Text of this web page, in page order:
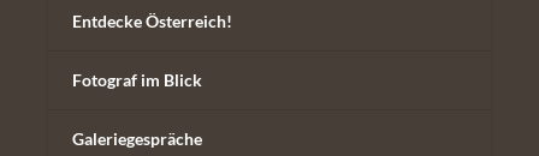
Entdecke Österreich!
Fotograf im Blick
Galeriegespräche